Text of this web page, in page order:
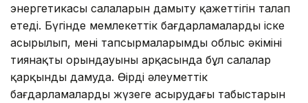
энергетикасы салаларын дамыту қажеттігін талап
етеді. Бүгінде мемлекеттік бағдарламалардың іске
асырылып, менің тапсырмаларымды облыс әкімінің
тиянақты орындауының арқасында бұл салалар
қарқынды дамуда. Өңірдің әлеуметтік
бағдарламаларды жүзеге асырудағы табыстарын